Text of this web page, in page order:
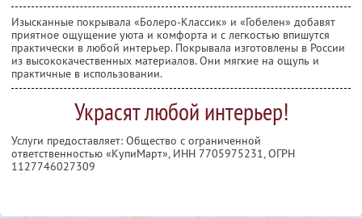
Изысканные покрывала «Болеро-Классик» и «Гобелен» добавят
приятное ощущение уюта и комфорта и с легкостью впишутся
практически в любой интерьер. Покрывала изготовлены в России
из высококачественных материалов. Они мягкие на ощупь и
практичные в использовании.
Украсят любой интерьер!
Услуги предоставляет: Общество с ограниченной
ответственностью «КупиМарт», ИНН 7705975231, ОГРН
1127746027309